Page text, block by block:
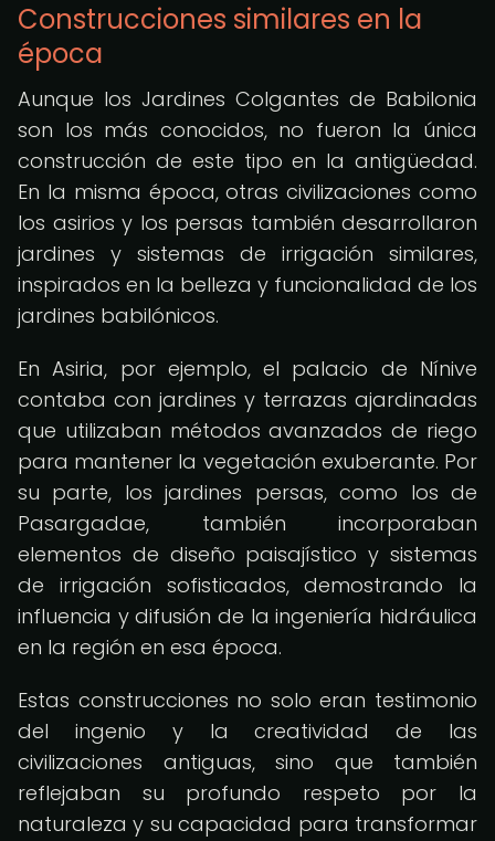
Construcciones similares en la
época
Aunque los Jardines Colgantes de Babilonia
son los más conocidos, no fueron la única
construcción de este tipo en la antigüedad.
En la misma época, otras civilizaciones como
los asirios y los persas también desarrollaron
jardines y sistemas de irrigación similares,
inspirados en la belleza y funcionalidad de los
jardines babilónicos.
En Asiria, por ejemplo, el palacio de Nínive
contaba con jardines y terrazas ajardinadas
que utilizaban métodos avanzados de riego
para mantener la vegetación exuberante. Por
su parte, los jardines persas, como los de
Pasargadae, también incorporaban
elementos de diseño paisajístico y sistemas
de irrigación sofisticados, demostrando la
influencia y difusión de la ingeniería hidráulica
en la región en esa época.
Estas construcciones no solo eran testimonio
del ingenio y la creatividad de las
civilizaciones antiguas, sino que también
reflejaban su profundo respeto por la
naturaleza y su capacidad para transformar